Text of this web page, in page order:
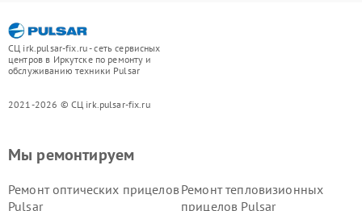
СЦ irk.pulsar-fix.ru - сеть сервисных
центров в Иркутске по ремонту и
обслуживанию техники Pulsar
2021-2026 © СЦ irk.pulsar-fix.ru
Мы ремонтируем
Ремонт оптических прицелов
Pulsar
Ремонт тепловизионных
прицелов Pulsar